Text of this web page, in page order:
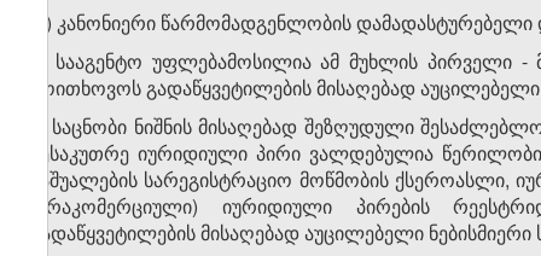
დ) კანონიერი წარმომადგენლობის
4. სააგენტო უფლებამოსილია ამ მუხლის პირველი -
მოითხოვოს გადაწყვეტილების მისაღებად აუცილებელი
5. საცნობი ნიშნის მისაღებად შეზღუდული
მესაკუთრე იურიდიული პირი ვალდებულია
საშუალების სარეგისტრაციო მოწმობის ქსეროასლი,
(არაკომერციული) იურიდიული პირების
გადაწყვეტილების მისაღებად აუცილებელი ნებისმიერი